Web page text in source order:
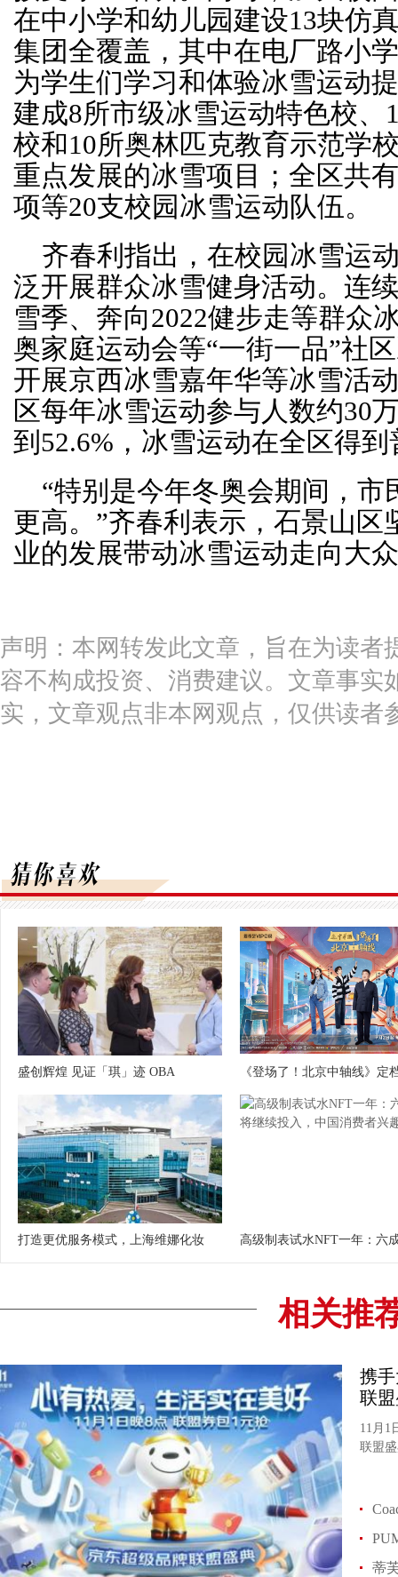
在中小学和幼儿园建设13块仿
集团全覆盖，其中在电厂路小
为学生们学习和体验冰雪运动
建成8所市级冰雪运动特色校、
校和10所奥林匹克教育示范学
重点发展的冰雪项目；全区共
项等20支校园冰雪运动队伍。
齐春利指出，在校园冰雪运
泛开展群众冰雪健身活动。连
雪季、奔向2022健步走等群众
奥家庭运动会等“一街一品”社
开展京西冰雪嘉年华等冰雪活
区每年冰雪运动参与人数约30
到52.6%，冰雪运动在全区得到
“特别是今年冬奥会期间，
更高。”齐春利表示，石景山区
业的发展带动冰雪运动走向大
声明：本网转发此文章，旨在为读者
容不构成投资、消费建议。文章事实
实，文章观点非本网观点，仅供读者
盛创辉煌 见证「琪」迹 OBA 《登场了！北京中轴线》定
打造更优服务模式，上海维娜化妆 高级制表试水NFT一年：六
相关推
携
联
11月1
联盟
蒂